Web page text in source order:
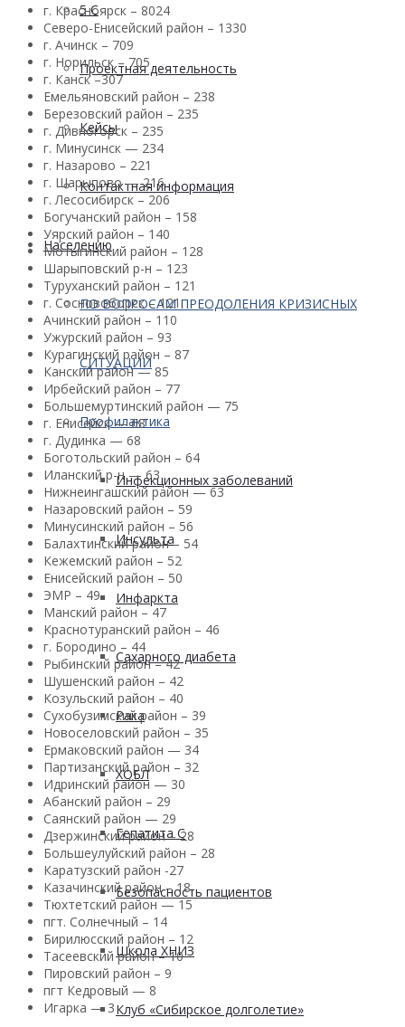
5 С
Проектная деятельность
Кейсы
Контактная информация
Населению
ПО ВОПРОСАМ ПРЕОДОЛЕНИЯ КРИЗИСНЫХ
СИТУАЦИЙ
Профилактика
Инфекционных заболеваний
Инсульта
Инфаркта
Сахарного диабета
Рака
ХОБЛ
Гепатита С
Безопасность пациентов
Школа ХНИЗ
Клуб «Сибирское долголетие»
г. Красноярск – 8024
Северо-Енисейский район – 1330
г. Ачинск – 709
г. Норильск – 705
г. Канск –307
Емельяновский район – 238
Березовский район – 235
г. Дивногорск – 235
г. Минусинск — 234
г. Назарово – 221
г. Шарыпово — 216
г. Лесосибирск – 206
Богучанский район – 158
Уярский район – 140
Мотыгинский район – 128
Шарыповский р-н – 123
Туруханский район – 121
г. Сосновоборск – 121
Ачинский район – 110
Ужурский район – 93
Курагинский район – 87
Канский район — 85
Ирбейский район – 77
Большемуртинский район — 75
г. Енисейск — 68
г. Дудинка — 68
Боготольский район – 64
Иланский р-н — 63
Нижнеингашский район — 63
Назаровский район – 59
Минусинский район – 56
Балахтинский район – 54
Кежемский район – 52
Енисейский район – 50
ЭМР – 49
Манский район – 47
Краснотуранский район – 46
г. Бородино – 44
Рыбинский район – 42
Шушенский район – 42
Козульский район – 40
Сухобузимский район – 39
Новоселовский район – 35
Ермаковский район — 34
Партизанский район – 32
Идринский район — 30
Абанский район – 29
Саянский район — 29
Дзержинский район – 28
Большеулуйский район – 28
Каратузский район -27
Казачинский район – 18
Тюхтетский район — 15
пгт. Солнечный – 14
Бирилюсский район – 12
Тасеевский район – 10
Пировский район – 9
пгт Кедровый — 8
Игарка — 3